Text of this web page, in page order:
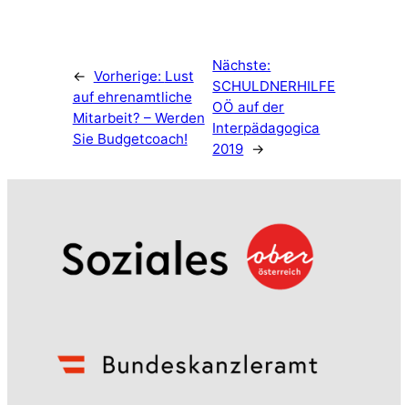
← Vorherige: Lust
auf ehrenamtliche
Mitarbeit? – Werden
Sie Budgetcoach!
Nächste:
SCHULDNERHILFE
OÖ auf der
Interpädagogica
2019 →